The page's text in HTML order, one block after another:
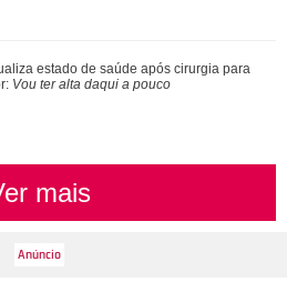
Relembre alguns dos cabelos
já teve
estado de saúde após cirurgia para
Vou ter alta daqui a pouco
mais